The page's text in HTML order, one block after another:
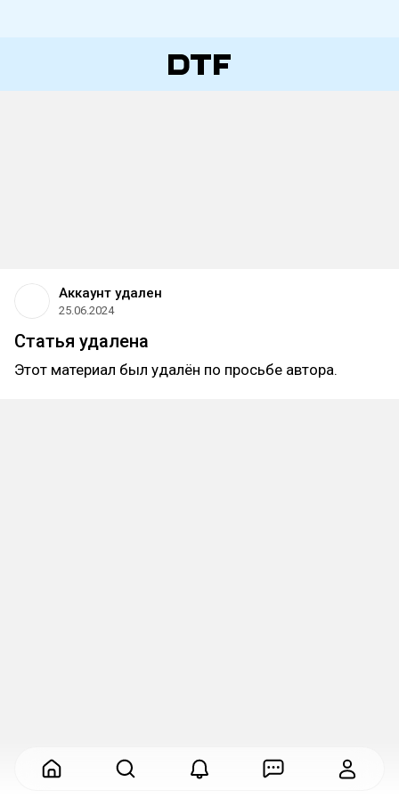
Аккаунт удален
25.06.2024
Статья удалена
Этот материал был удалён по просьбе автора.